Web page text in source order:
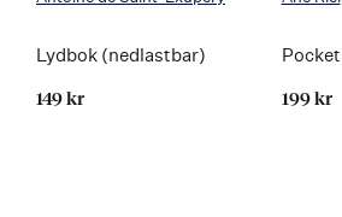
Lydbok (nedlastbar)
149 kr
Pocket
199 kr